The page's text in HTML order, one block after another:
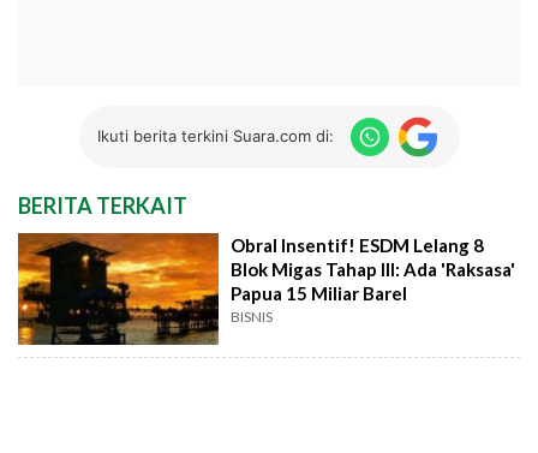
Ikuti berita terkini Suara.com di:
BERITA TERKAIT
Obral Insentif! ESDM Lelang 8
Blok Migas Tahap III: Ada 'Raksasa'
Papua 15 Miliar Barel
BISNIS